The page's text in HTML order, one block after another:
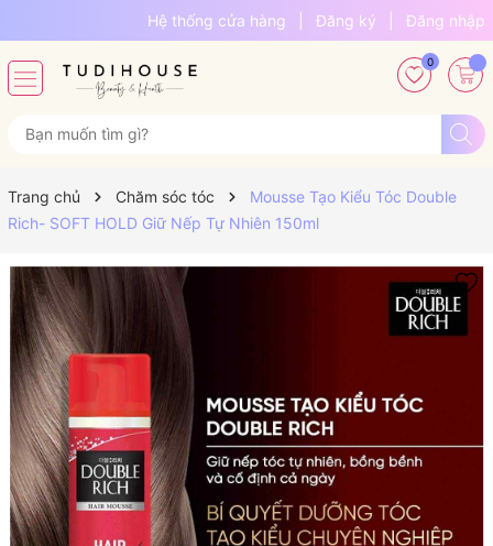
Hệ thống cửa hàng Đăng ký Đăng nhập
0
Trang chủ Chăm sóc tóc
Mousse Tạo Kiểu Tóc Double
Rich- SOFT HOLD Giữ Nếp Tự Nhiên 150ml